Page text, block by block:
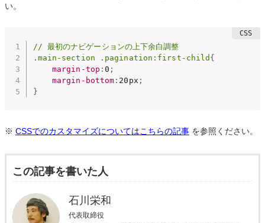
い。
// 最初のナビゲーションの上下余白調整
.main-section .pagination:first-child {
margin-top :0 ;
margin-bottom : 20px ;
}
※ CSSでのカスタマイズについてはこちらの記事 を参照ください。
この記事を書いた人
石川栄和
代表取締役